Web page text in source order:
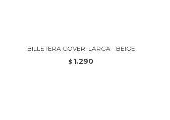
BILLETERA COVERI LARGA - BEIGE
$ 1.290